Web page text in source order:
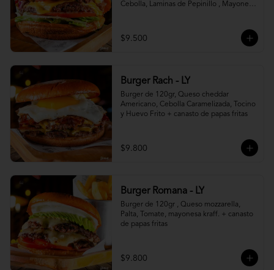
Cebolla, Laminas de Pepinillo , Mayonesa
$9.500
Burger Rach - LY
Burger de 120gr, Queso cheddar
Americano, Cebolla Caramelizada, Tocino
y Huevo Frito + canasto de papas fritas
$9.800
Burger Romana - LY
Burger de 120gr , Queso mozzarella,
Palta, Tomate, mayonesa kraff. + canasto
de papas fritas
$9.800